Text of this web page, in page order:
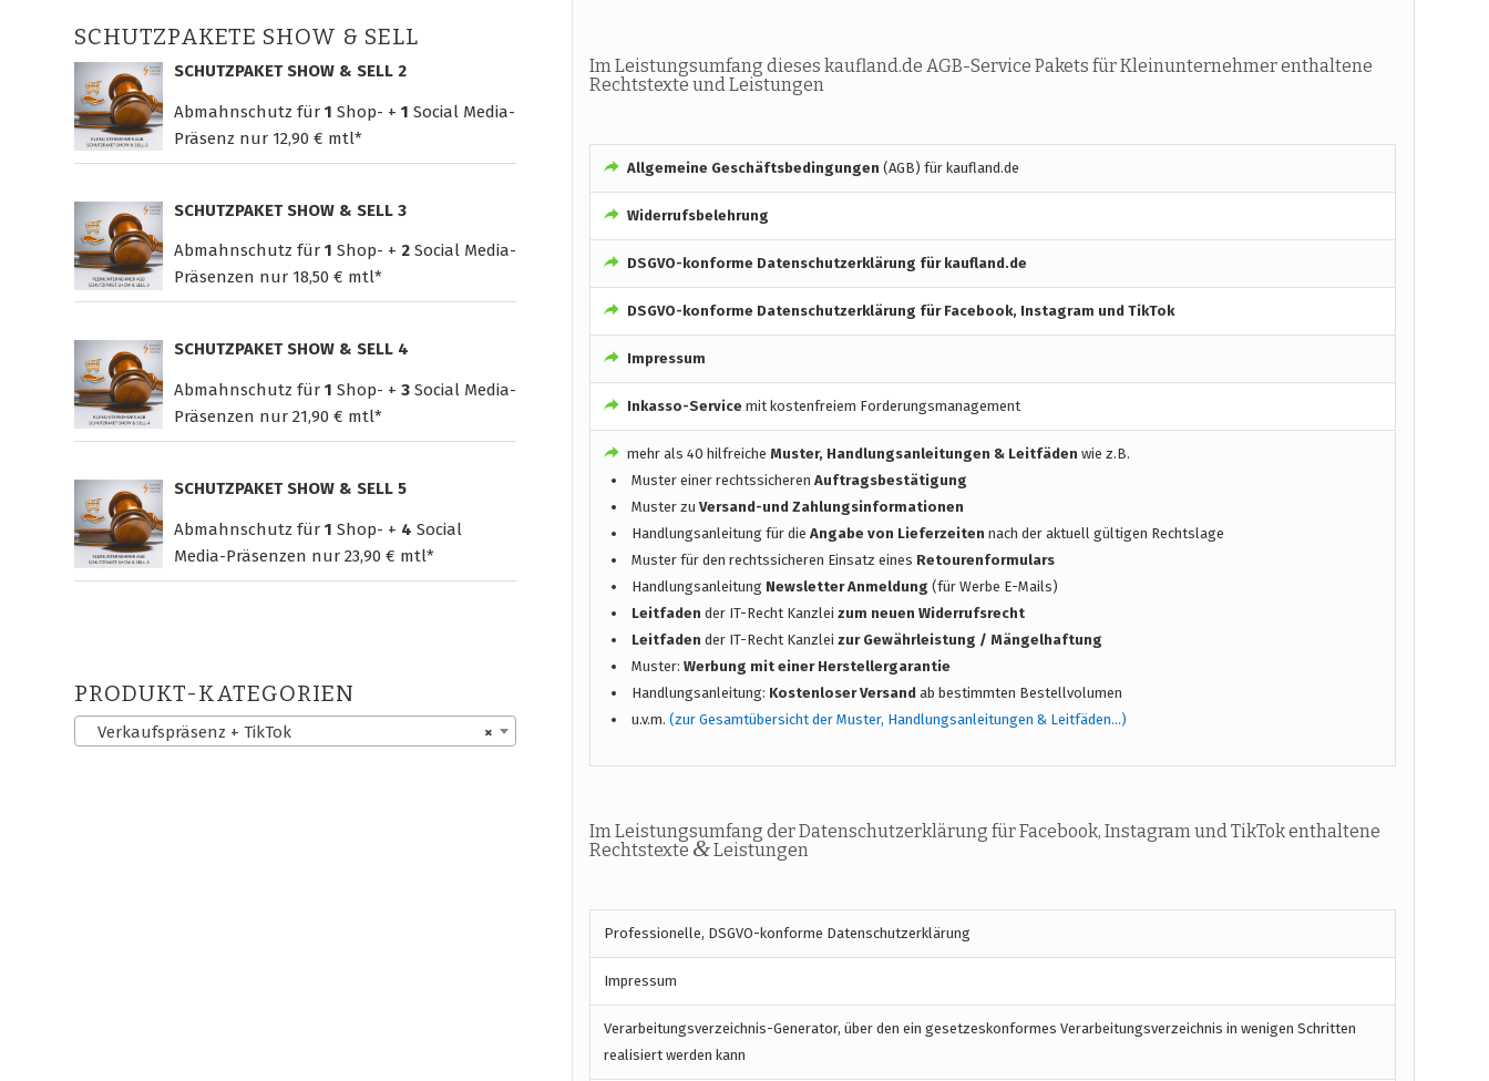
SCHUTZPAKETE SHOW & SELL
SCHUTZPAKET SHOW & SELL 2
Abmahnschutz für 1 Shop- + 1 Social Media-
Präsenz nur 12,90 € mtl*
SCHUTZPAKET SHOW & SELL 3
Abmahnschutz für 1 Shop- + 2 Social Media-
Präsenzen nur 18,50 € mtl*
SCHUTZPAKET SHOW & SELL 4
Abmahnschutz für 1 Shop- + 3 Social Media-
Präsenzen nur 21,90 € mtl*
SCHUTZPAKET SHOW & SELL 5
Abmahnschutz für 1 Shop- + 4 Social
Media-Präsenzen nur 23,90 € mtl*
PRODUKT-KATEGORIEN
×
Verkaufspräsenz + TikTok
Im Leistungsumfang dieses kaufland.de AGB-Service Pakets für Kleinunternehmer enthaltene
Rechtstexte und Leistungen
Allgemeine Geschäftsbedingungen (AGB) für kaufland.de
Widerrufsbelehrung
DSGVO-konforme Datenschutzerklärung für kaufland.de
DSGVO-konforme Datenschutzerklärung für Facebook, Instagram und TikTok
Impressum
Inkasso-Service mit kostenfreiem Forderungsmanagement
mehr als 40 hilfreiche Muster, Handlungsanleitungen & Leitfäden wie z.B.
Muster einer rechtssicherenAuftragsbestätigung
Muster zuVersand-und Zahlungsinformationen
Handlungsanleitung für dieAngabe von Lieferzeiten nach der aktuell gültigen Rechtslage
Muster für den rechtssicheren Einsatz eines Retourenformulars
Handlungsanleitung Newsletter Anmeldung(für Werbe E-Mails)
Leitfaden der IT-Recht Kanzleizum neuen Widerrufsrecht
Leitfaden der IT-Recht Kanzleizur Gewährleistung / Mängelhaftung
Muster:Werbung mit einer Herstellergarantie
Handlungsanleitung: Kostenloser Versand ab bestimmten Bestellvolumen
u.v.m.(zur Gesamtübersicht der Muster, Handlungsanleitungen & Leitfäden…)
Im Leistungsumfang der Datenschutzerklärung für Facebook, Instagram und TikTok enthaltene
Rechtstexte &Leistungen
Professionelle, DSGVO-konforme Datenschutzerklärung
Impressum
Verarbeitungsverzeichnis-Generator, über den ein gesetzeskonformes Verarbeitungsverzeichnis in wenigen Schritten
realisiert werden kann